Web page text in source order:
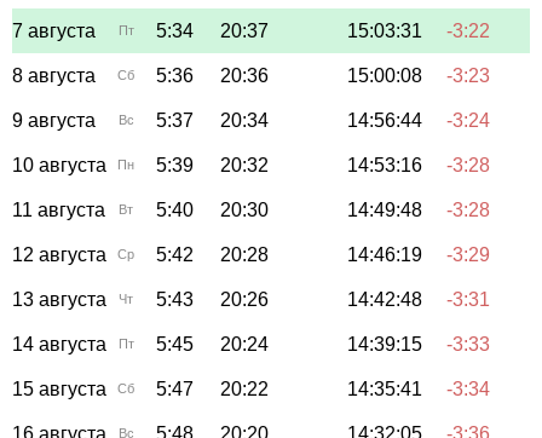
7 августа Пт 5:34 20:37 15:03:31 -3:22
8 августа Сб 5:36 20:36 15:00:08 -3:23
9 августа Вс 5:37 20:34 14:56:44 -3:24
10 августа Пн 5:39 20:32 14:53:16 -3:28
11 августа Вт 5:40 20:30 14:49:48 -3:28
12 августа Ср 5:42 20:28 14:46:19 -3:29
13 августа Чт 5:43 20:26 14:42:48 -3:31
14 августа Пт 5:45 20:24 14:39:15 -3:33
15 августа Сб 5:47 20:22 14:35:41 -3:34
Вс